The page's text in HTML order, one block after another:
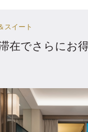
スイート
在でさらにお